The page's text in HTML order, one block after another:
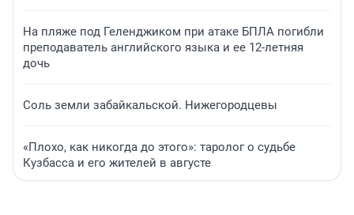
На пляже под Геленджиком при атаке БПЛА погибли
преподаватель английского языка и ее 12-летняя
дочь
Соль земли забайкальской. Нижегородцевы
«Плохо, как никогда до этого»: таролог о судьбе
Кузбасса и его жителей в августе